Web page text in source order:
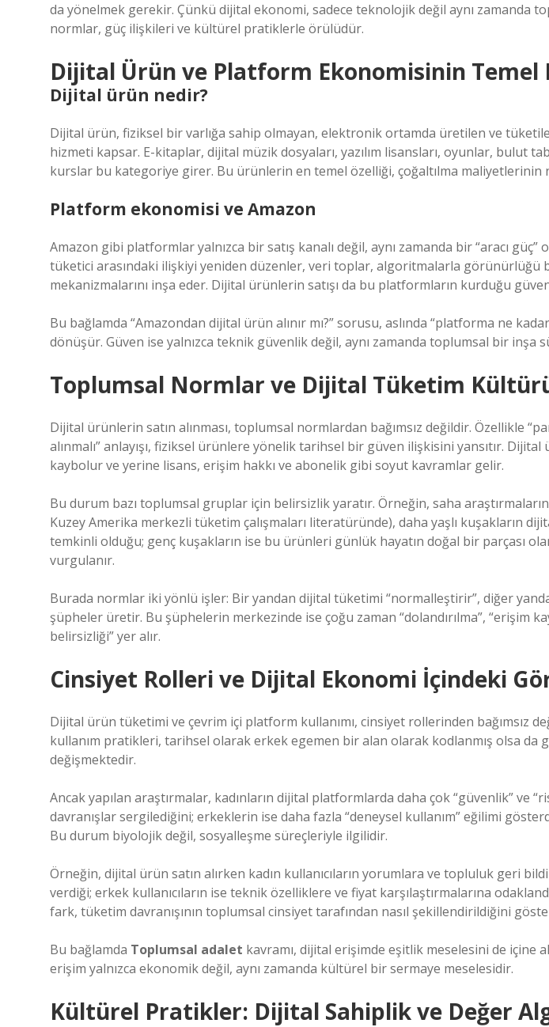
da yönelmek gerekir. Çünkü dijital ekonomi, sadece teknolojik değil aynı zamanda
normlar, güç ilişkileri ve kültürel pratiklerle örülüdür.
Dijital Ürün ve Platform Ekonomisinin Temel
Dijital ürün nedir?
Dijital ürün, fiziksel bir varlığa sahip olmayan, elektronik ortamda üretilen ve
hizmeti kapsar. E-kitaplar, dijital müzik dosyaları, yazılım lisansları, oyunlar, bulut
kurslar bu kategoriye girer. Bu ürünlerin en temel özelliği, çoğaltılma maliyetlerinin
Platform ekonomisi ve Amazon
Amazon gibi platformlar yalnızca bir satış kanalı değil, aynı zamanda bir “aracı güç”
tüketici arasındaki ilişkiyi yeniden düzenler, veri toplar, algoritmalarla görünürlüğü
mekanizmalarını inşa eder. Dijital ürünlerin satışı da bu platformların kurduğu güven
Bu bağlamda “Amazondan dijital ürün alınır mı?” sorusu, aslında “platforma ne
dönüşür. Güven ise yalnızca teknik güvenlik değil, aynı zamanda toplumsal bir inşa
Toplumsal Normlar ve Dijital Tüketim
Dijital ürünlerin satın alınması, toplumsal normlardan bağımsız değildir. Özellikle
alınmalı” anlayışı, fiziksel ürünlere yönelik tarihsel bir güven ilişkisini yansıtır.
kaybolur ve yerine lisans, erişim hakkı ve abonelik gibi soyut kavramlar gelir.
Bu durum bazı toplumsal gruplar için belirsizlik yaratır. Örneğin, saha
Kuzey Amerika merkezli tüketim çalışmaları literatüründe), daha yaşlı kuşakların
temkinli olduğu; genç kuşakların ise bu ürünleri günlük hayatın doğal bir parçası
vurgulanır.
Burada normlar iki yönlü işler: Bir yandan dijital tüketimi “normalleştirir”, diğer
şüpheler üretir. Bu şüphelerin merkezinde ise çoğu zaman “dolandırılma”, “erişim
belirsizliği” yer alır.
Cinsiyet Rolleri ve Dijital Ekonomi İçindeki
Dijital ürün tüketimi ve çevrim içi platform kullanımı, cinsiyet rollerinden bağımsız
kullanım pratikleri, tarihsel olarak erkek egemen bir alan olarak kodlanmış olsa da
değişmektedir.
Ancak yapılan araştırmalar, kadınların dijital platformlarda daha çok “güvenlik” ve
davranışlar sergilediğini; erkeklerin ise daha fazla “deneysel kullanım” eğilimi
Bu durum biyolojik değil, sosyalleşme süreçleriyle ilgilidir.
Örneğin, dijital ürün satın alırken kadın kullanıcıların yorumlara ve topluluk geri
verdiği; erkek kullanıcıların ise teknik özelliklere ve fiyat karşılaştırmalarına
fark, tüketim davranışının toplumsal cinsiyet tarafından nasıl şekillendirildiğini
Bu bağlamda Toplumsal adalet kavramı, dijital erişimde eşitlik meselesini de içine
erişim yalnızca ekonomik değil, aynı zamanda kültürel bir sermaye meselesidir.
Kültürel Pratikler: Dijital Sahiplik ve Değer